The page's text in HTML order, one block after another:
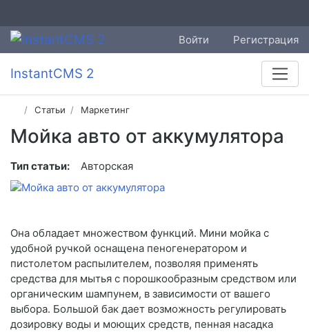
Войти Регистрация
InstantCMS 2
Статьи Маркетинг
Мойка авто от аккумулятора
Тип статьи: Авторская
Она обладает множеством функций. Мини мойка с
удобной ручкой оснащена пеногенератором и
пистолетом распылителем, позволяя применять
средства для мытья с порошкообразным средством или
органическим шампунем, в зависимости от вашего
выбора. Большой бак дает возможность регулировать
дозировку воды и моющих средств, пенная насадка